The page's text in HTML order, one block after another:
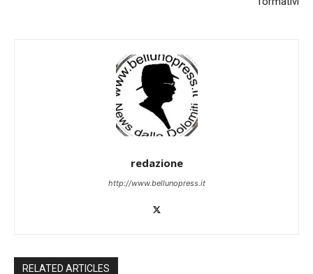
redazione
http://www.bellunopress.it
RELATED ARTICLES